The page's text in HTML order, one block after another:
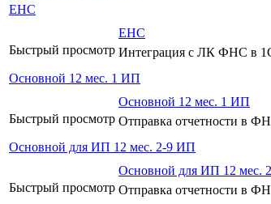
ЕНС
Быстрый просмотр
ЕНС
Интеграция с ЛК ФНС в
Основной 12 мес. 1 ИП
Быстрый просмотр
Основной 12 мес. 1 ИП
Отправка отчетности в
Основной для ИП 12 мес. 2-9 ИП
Быстрый просмотр
Основной для ИП 12 мес.
Отправка отчетности в